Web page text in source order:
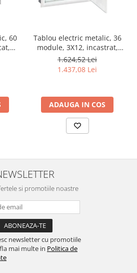
60
Tablou electric metalic, 36
module, 3X12, incastrat,
Hager, Univers, IP31,
FWU32K1
1.624,52 Lei
1.437,08 Lei
ADAUGA IN COS
si promotiile noastre
newsletter cu promotiile
mai multe in Politica de